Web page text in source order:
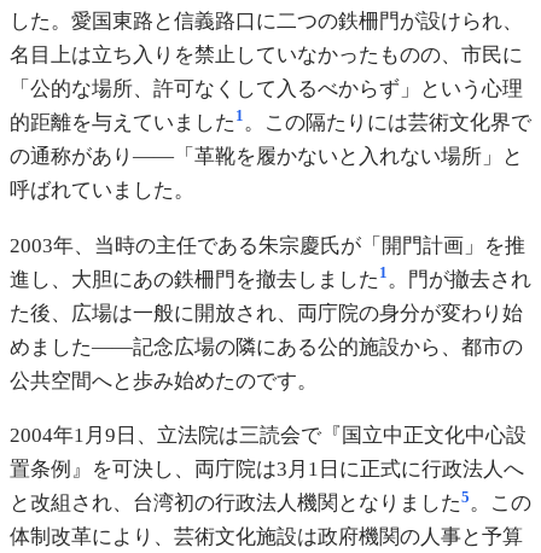
した。愛国東路と信義路口に二つの鉄柵門が設けられ、
名目上は立ち入りを禁止していなかったものの、市民に
「公的な場所、許可なくして入るべからず」という心理
的距離を与えていました 1。この隔たりには芸術文化界で
の通称があり——「革靴を履かないと入れない場所」と
呼ばれていました。
2003年、当時の主任である朱宗慶氏が「開門計画」を推
進し、大胆にあの鉄柵門を撤去しました 1 。門が撤去され
た後、広場は一般に開放され、両庁院の身分が変わり始
めました——記念広場の隣にある公的施設から、都市の
公共空間へと歩み始めたのです。
2004年1月9日、立法院は三読会で『国立中正文化中心設
置条例』を可決し、両庁院は3月1日に正式に行政法人へ
と改組され、台湾初の行政法人機関となりました5。この
体制改革により、芸術文化施設は政府機関の人事と予算